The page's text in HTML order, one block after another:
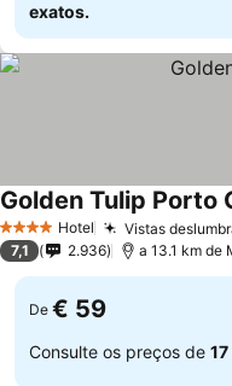
exatos.
4 EstrelasHotel Vistas
Golden Tulip Porto
7,1 2.936 a 13.1 km de
De € 59
Consulte os preços de